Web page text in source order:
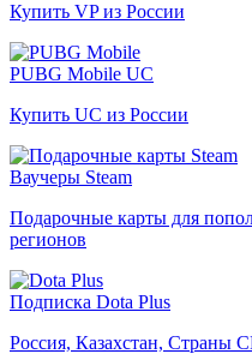
Купить VP из России
PUBG Mobile UC
Купить UC из России
Ваучеры Steam
Подарочные карты для
регионов
Подписка Dota Plus
Россия, Казахстан, Страны